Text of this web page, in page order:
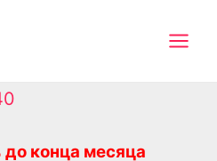
конца месяца